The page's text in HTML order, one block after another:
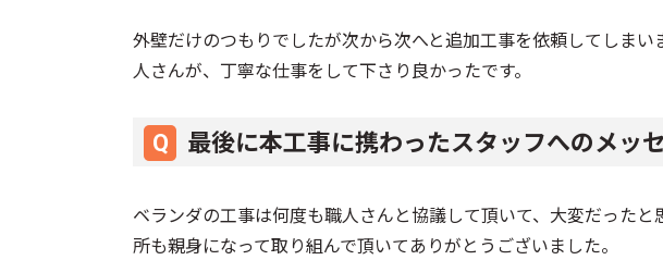
外壁だけのつもりでしたが次から次へと追加工事を依頼してしま
人さんが、丁寧な仕事をして下さり良かったです。
最後に本工事に携わったスタッフへのメッ
ベランダの工事は何度も職人さんと協議して頂いて、大変だった
所も親身になって取り組んで頂いてありがとうございました。